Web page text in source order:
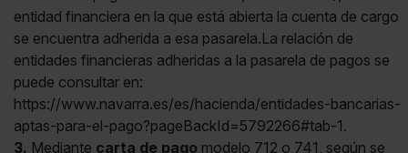
entidad financiera en la que está abierta la cuenta de cargo
se encuentra adherida a esa pasarela.La relación de
entidades financieras adheridas a la pasarela de pagos se
puede consultar en:
https://www.navarra.es/es/hacienda/entidades-bancarias-
aptas-para-el-pago?pageBackId=5792266#tab-1.
3. Mediante carta de pago modelo 712 o 741, según se